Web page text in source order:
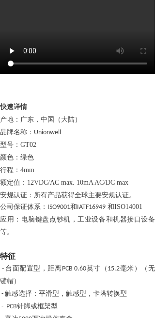
快速详情
产地：广东，中国（大陆）
品牌名称： Unionwell
型号：GT02
颜色：绿色
行程： 4mm
额定值 ： 12VDC/AC max. 10mA AC/DC max
安规认证：所有产品获得全球主要安规认证。
公司保证体系： ISO9001和 IATF16949 和ISO14001
应用： 电脑键盘点钞机，工业设备和机器接口设备
等。
特征
- 台面配置型 ，距离PCB 0.60英寸（ 15.2毫米）（无
键帽）
- 触感选择： 平滑型 ，触感型 ， 卡塔转换型
- PCB针脚或框架型